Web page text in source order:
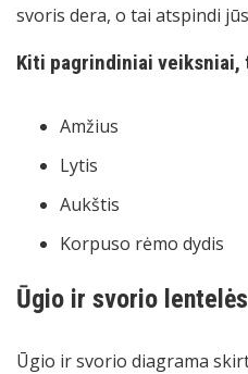
svoris dera, o tai atspindi
Kiti pagrindiniai
Amžius
Lytis
Aukštis
Korpuso rėmo dydis
Ūgio ir svorio
Ūgio ir svorio diagrama